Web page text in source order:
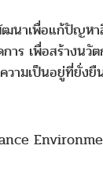
นาเพื่อแก้ปัญ
าร เพื่อสร้างน
ามเป็นอยู่ที่ยั่ง